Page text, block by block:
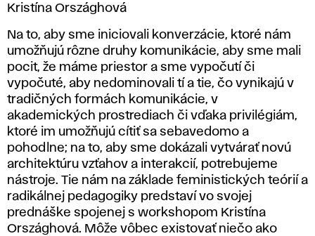
Kristína Országhová
Na to, aby sme iniciovali konverzácie, ktoré nám
umožňujú rôzne druhy komunikácie, aby sme mali
pocit, že máme priestor a sme vypočutí či
vypočuté, aby nedominovali tí a tie, čo vynikajú v
tradičných formách komunikácie, v
akademických prostrediach či vďaka privilégiám,
ktoré im umožňujú cítiť sa sebavedomo a
pohodlne; na to, aby sme dokázali vytvárať novú
architektúru vzťahov a interakcií, potrebujeme
nástroje. Tie nám na základe feministických teórií a
radikálnej pedagogiky predstaví vo svojej
prednáške spojenej s workshopom Kristína
Országhová. Môže vôbec existovať niečo ako